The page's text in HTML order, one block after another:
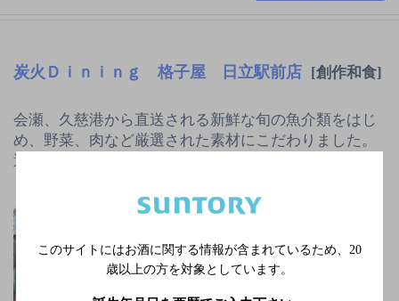
炭火Ｄｉｎｉｎｇ 格子屋 日立駅前店 [創作和食]
会瀬、久慈港から直送される新鮮な旬の魚介類をはじ
め、野菜、肉など厳選された素材にこだわりました。
選び抜かれた地酒や本格焼…
常磐線日立駅中央出口
より徒歩で10分
無休／元旦のみ休業
2,000円以上～3,000円未
このサイトにはお酒に関する情報が含まれているため、 20
歳以上の方を対象としています。